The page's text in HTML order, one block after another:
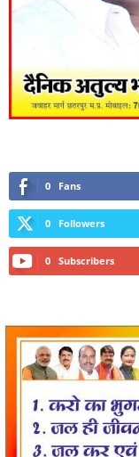
0 Fans
0 Followers
0 Subscribers